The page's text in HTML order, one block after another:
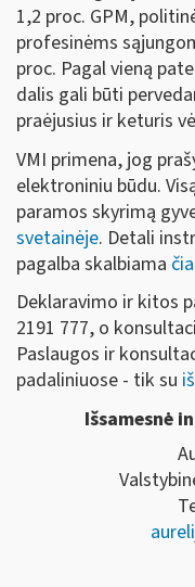
1,2 proc. GPM,
profesinėms
proc. Pagal vieną
dalis gali būti
praėjusius ir keturis
VMI primena, jog
elektroniniu būdu.
paramos skyrimą
svetainėje. Detali
pagalba skalbiama čia
Deklaravimo ir kitos
2191 777, o
Paslaugos ir
padaliniuose - tik su
Išsamesnė